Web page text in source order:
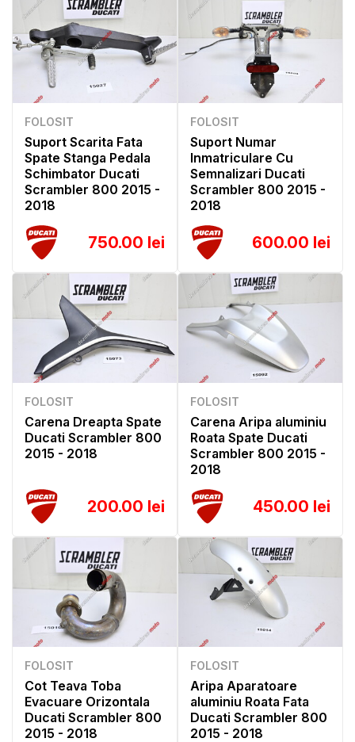
FOLOSIT
Suport Scarita Fata
Spate Stanga Pedala
Schimbator Ducati
Scrambler 800 2015 -
2018
750.00 lei
FOLOSIT
Suport Numar
Inmatriculare Cu
Semnalizari Ducati
Scrambler 800 2015 -
2018
600.00 lei
FOLOSIT
Carena Dreapta Spate
Ducati Scrambler 800
2015 - 2018
200.00 lei
FOLOSIT
Carena Aripa aluminiu
Roata Spate Ducati
Scrambler 800 2015 -
2018
450.00 lei
FOLOSIT
Cot Teava Toba
Evacuare Orizontala
Ducati Scrambler 800
2015 - 2018
FOLOSIT
Aripa Aparatoare
aluminiu Roata Fata
Ducati Scrambler 800
2015 - 2018